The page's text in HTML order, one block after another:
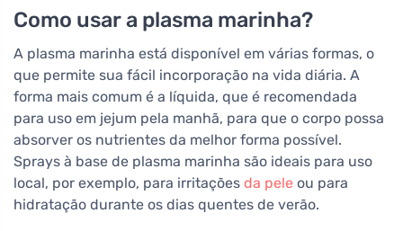
Como usar a plasma marinha?
A plasma marinha está disponível em várias formas, o
que permite sua fácil incorporação na vida diária. A
forma mais comum é a líquida, que é recomendada
para uso em jejum pela manhã, para que o corpo possa
absorver os nutrientes da melhor forma possível.
Sprays à base de plasma marinha são ideais para uso
local, por exemplo, para irritações da pele ou para
hidratação durante os dias quentes de verão.